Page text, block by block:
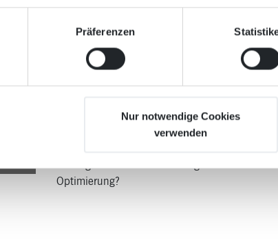
Präferenzen
Nur notwendige Cookies
verwenden
Vom SEO-Audit zur
Optimierung?